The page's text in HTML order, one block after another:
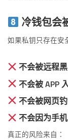
冷钱包会
如果私钥只存在安
不会被远程黑
不会被 APP
不会被网页
不会因为手
真正的风险来自：